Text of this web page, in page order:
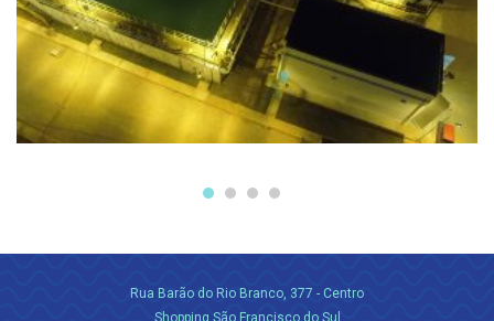
Rua Barão do Rio Branco, 377 - Centro
Shopping São Francisco do Sul